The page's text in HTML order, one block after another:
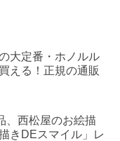
大定番・ホノルル
える！正規の通販
、西松屋のお絵描
きDEスマイル」レ